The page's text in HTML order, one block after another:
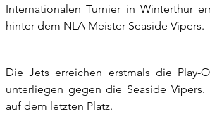
Internationalen Turnier in Winterthur
hinter dem NLA Meister Seaside Vipers.
Die Jets erreichen erstmals die Play-
unterliegen gegen die Seaside
auf dem letzten Platz.